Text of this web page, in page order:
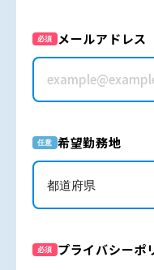
必須 メールアドレス
任意 希望勤務地
必須 プライバシーポ